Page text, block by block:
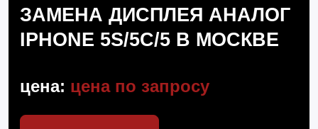
ЗАМЕНА ДИСПЛЕЯ АНАЛОГ
IPHONE 5S/5C/5 В МОСКВЕ
цена: цена по запросу